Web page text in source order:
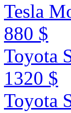
Tesla
880 $
Toyota
1320 $
Toyota